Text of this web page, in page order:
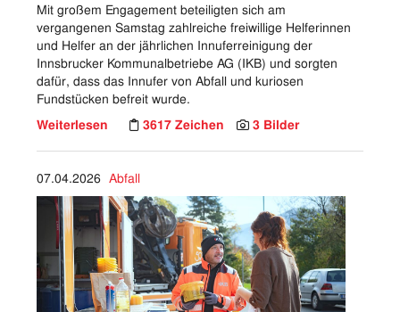
Mit großem Engagement beteiligten sich am
vergangenen Samstag zahlreiche freiwillige Helferinnen
und Helfer an der jährlichen Innuferreinigung der
Innsbrucker Kommunalbetriebe AG (IKB) und sorgten
dafür, dass das Innufer von Abfall und kuriosen
Fundstücken befreit wurde.
Weiterlesen
3617 Zeichen 3 Bilder
07.04.2026 Abfall